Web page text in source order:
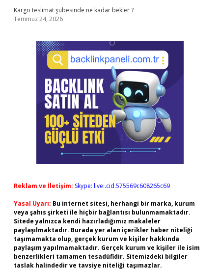
Kargo teslimat şubesinde ne kadar bekler ?
Temmuz 24, 2026
Reklam ve İletişim: Skype: live:.cid.575569c608265c69
Yasal Uyarı: Bu internet sitesi, herhangi bir marka, kurum
veya şahıs şirketi ile hiçbir bağlantısı bulunmamaktadır.
Sitede yalnızca kendi hazırladığımız makaleler
paylaşılmaktadır. Burada yer alan içerikler haber niteliği
taşımamakta olup, gerçek kurum ve kişiler hakkında
paylaşım yapılmamaktadır. Gerçek kurum ve kişiler ile isim
benzerlikleri tamamen tesadüfidir. Sitemizdeki bilgiler
taslak halindedir ve tavsiye niteliği taşımazlar.